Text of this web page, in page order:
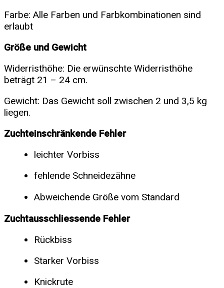
Farbe: Alle Farben und Farbkombinationen sind
erlaubt
Größe und Gewicht
Widerristhöhe: Die erwünschte Widerristhöhe
beträgt 21 – 24 cm.
Gewicht: Das Gewicht soll zwischen 2 und 3,5 kg
liegen.
Zuchteinschränkende Fehler
leichter Vorbiss
fehlende Schneidezähne
Abweichende Größe vom Standard
Zuchtausschliessende Fehler
Rückbiss
Starker Vorbiss
Knickrute